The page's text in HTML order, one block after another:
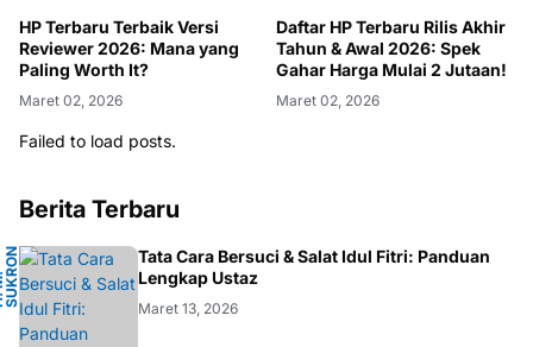
HP Terbaru Terbaik Versi
Reviewer 2026: Mana yang
Paling Worth It?
Maret 02, 2026
Daftar HP Terbaru Rilis Akhir
Tahun & Awal 2026: Spek
Gahar Harga Mulai 2 Jutaan!
Maret 02, 2026
Failed to load posts.
Berita Terbaru
NA
Tata Cara Bersuci & Salat Idul Fitri: Panduan
Lengkap Ustaz
Maret 13, 2026